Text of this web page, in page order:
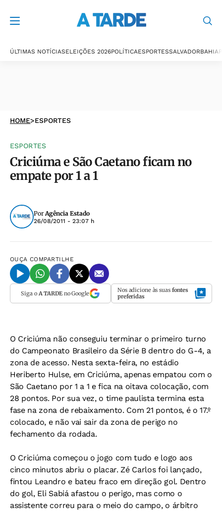
ÚLTIMAS NOTÍCIASELEIÇÕES 2026POLÍTICAESPORTESSALVADORBAHIA
HOME>ESPORTES
ESPORTES
Criciúma e São Caetano ficam no
empate por 1 a 1
PorAgência Estado
26/08/2011 - 23:07 h
OUÇA COMPARTILHE
Siga o A TARDEno Google Nos adicione às suas fontes
preferidas
O Criciúma não conseguiu terminar o primeiro turno
do Campeonato Brasileiro da Série B dentro do G-4, a
zona de acesso. Nesta sexta-feira, no estádio
Heriberto Hulse, em Criciúma, apenas empatou com o
São Caetano por 1 a 1 e fica na oitava colocação, com
28 pontos. Por sua vez, o time paulista termina esta
fase na zona de rebaixamento. Com 21 pontos, é o 17.º
colocado, e não vai sair da zona de perigo no
fechamento da rodada.
O Criciúma começou o jogo com tudo e logo aos
cinco minutos abriu o placar. Zé Carlos foi lançado,
fintou Leandro e bateu fraco em direção gol. Dentro
do gol, Eli Sabiá afastou o perigo, mas como o
assistente correu para o meio do campo, o árbitro